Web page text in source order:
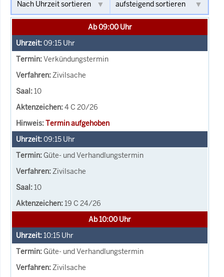
Ab 09:00 Uhr
09:15 Uhr
Verkündungstermin
Zivilsache
10
4 C 20/26
Termin aufgehoben
09:15 Uhr
Güte- und Verhandlungstermin
Zivilsache
10
19 C 24/26
Ab 10:00 Uhr
10:15 Uhr
Güte- und Verhandlungstermin
Zivilsache